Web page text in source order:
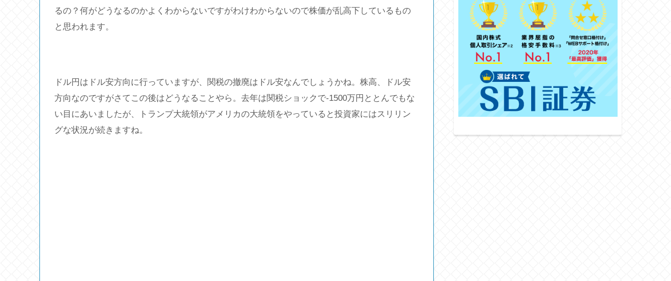
るの？何がどうなるのかよくわからないですがわけわからないので株価が乱高下しているもの
と思われます。
ドル円はドル安方向に行っていますが、関税の撤廃はドル安なんでしょうかね。株高、ドル安
方向なのですがさてこの後はどうなることやら。去年は関税ショックで-1500万円ととんでもな
い目にあいましたが、トランプ大統領がアメリカの大統領をやっていると投資家にはスリリン
グな状況が続きますね。